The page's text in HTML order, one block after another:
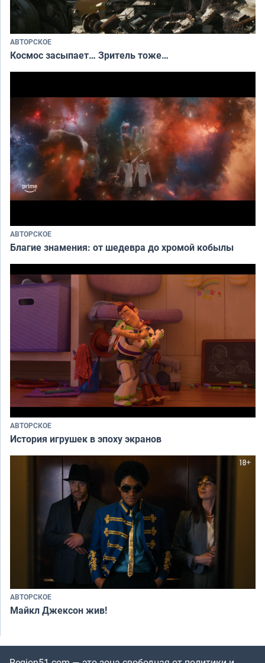
АВТОРСКОЕ
Космос засыпает… Зритель тоже…
АВТОРСКОЕ
Благие знамения: от шедевра до хромой кобылы
АВТОРСКОЕ
История игрушек в эпоху экранов
АВТОРСКОЕ
Майкл Джексон жив!